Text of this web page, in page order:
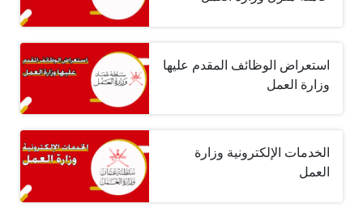
استعراض الوظائف المقدم عليها
وزارة العمل
الخدمات الإلكترونية وزارة
العمل